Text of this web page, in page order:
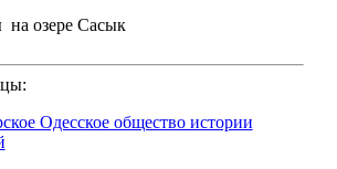
на озере Сасык
Одесское общество истории